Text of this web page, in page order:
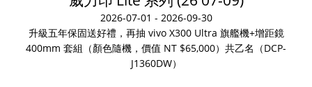
2026-07-01 - 2026-09-30
升級五年保固送好禮，再抽 vivo X300 Ultra 旗艦機+增距鏡
400mm 套組（顏色隨機，價值 NT $65,000）共乙名（DCP-
J1360DW）